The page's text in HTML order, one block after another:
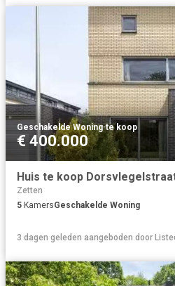
Geschakelde Woning·te koop
€ 400.000
Zetten
5 KamersGeschakelde Woning
3 dagen geleden aangeboden door